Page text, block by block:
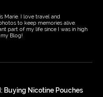
Marie. I love travel and
to keep memories alive.
part of my life since I was in high
Blog!
Buying Nicotine Pouches